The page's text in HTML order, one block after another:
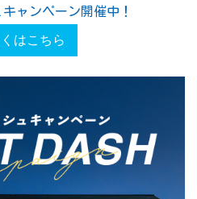
ャンペーン開催中！
はこちら